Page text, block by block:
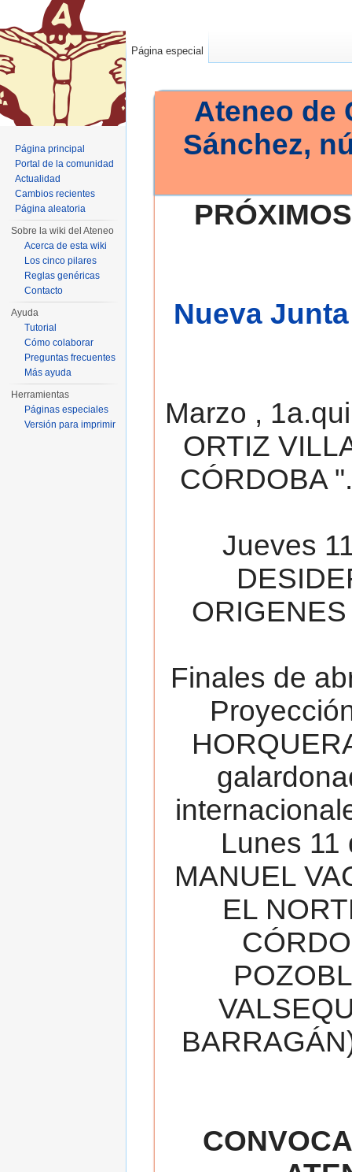
Ateneo de
Sánchez,
Nueva
Marzo ,
ORTIZ
CÓRDOBA
Jueves
Finales de
Lunes 11
MANUEL
EL
Página especial
Página principal
Portal de la comunidad
Actualidad
Cambios recientes
Página aleatoria
Sobre la wiki del Ateneo
Acerca de esta wiki
Los cinco pilares
Reglas genéricas
Contacto
Ayuda
Tutorial
Cómo colaborar
Preguntas frecuentes
Más ayuda
Herramientas
Páginas especiales
Versión para imprimir